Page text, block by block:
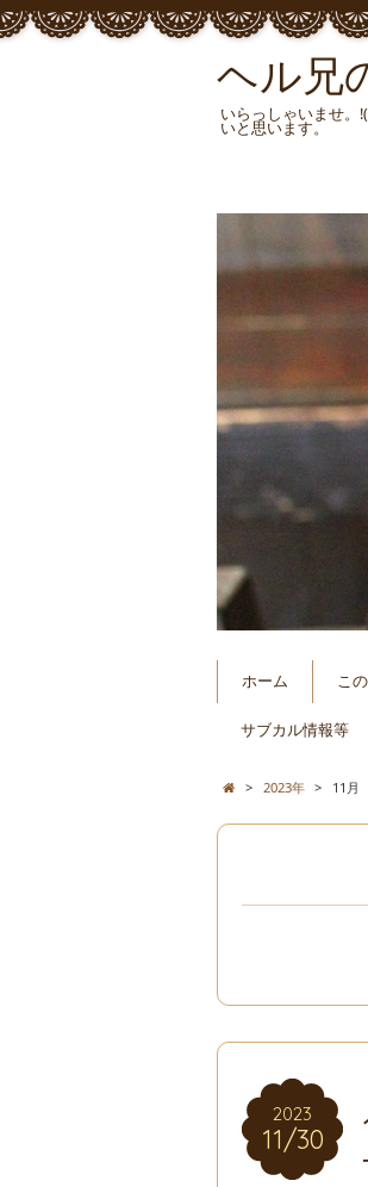
ヘル兄
いらっしゃいませ。
いと思います。
ホーム こ
サブカル情報等
> 2023年 > 11月
2023
11/30
2023
11/30